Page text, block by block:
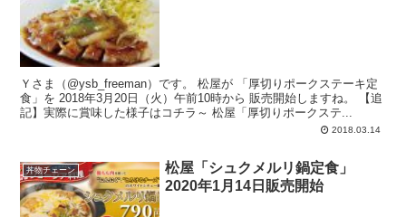
Ｙさま（@ysb_freeman）です。 松屋が 「厚切りポークステーキ定
食」を 2018年3月20日（火）午前10時から 販売開始しますね。 【追
記】実際に賞味した様子はコチラ～ 松屋「厚切りポークステ...
2018.03.14
丼物チェーン
松屋「シュクメルリ鍋定食」
2020年1月14日販売開始